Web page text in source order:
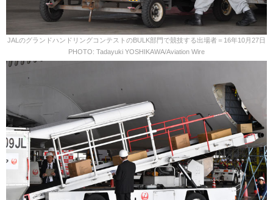
JALのグランドハンドリングコンテストのBULK部門で競技する出場者＝16年10月27日
PHOTO: Tadayuki YOSHIKAWA/Aviation Wire